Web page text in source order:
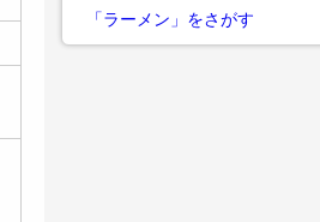
「ラーメン」をさがす